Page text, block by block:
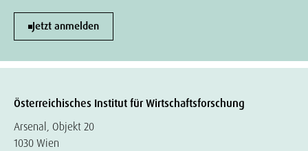
Jetzt anmelden
Österreichisches Institut für Wirtschaftsforschung
Arsenal, Objekt 20
1030 Wien